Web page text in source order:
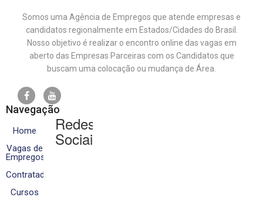
Somos uma Agência de Empregos que atende empresas e
candidatos regionalmente em Estados/Cidades do Brasil.
Nosso objetivo é realizar o encontro online das vagas em
aberto das Empresas Parceiras com os Candidatos que
buscam uma colocação ou mudança de Área.
Navegação
Home
Vagas de
Empregos
Contratados
Cursos
Redes
Sociais